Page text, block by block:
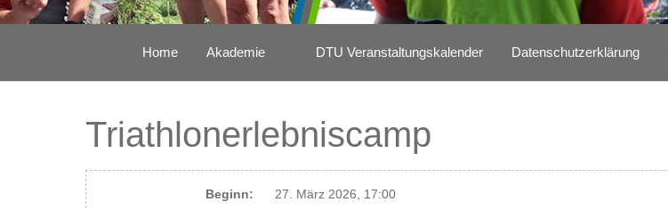
Home Akademie DTU Veranstaltungskalender Datenschutzerklärung
Triathlonerlebniscamp
Beginn:
27. März 2026, 17:00